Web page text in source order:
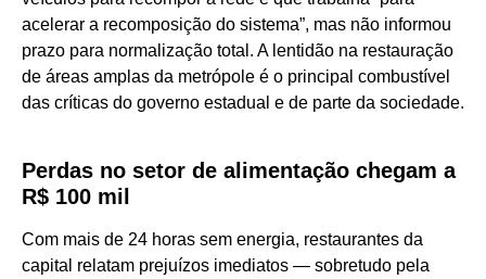
acelerar a recomposição do sistema”, mas não informou
prazo para normalização total. A lentidão na restauração
de áreas amplas da metrópole é o principal combustível
das críticas do governo estadual e de parte da sociedade.
Perdas no setor de alimentação chegam a
R$ 100 mil
Com mais de 24 horas sem energia, restaurantes da
capital relatam prejuízos imediatos — sobretudo pela